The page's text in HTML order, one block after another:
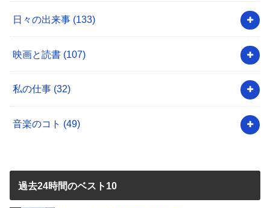
日々の出来事 (133)
映画と読書 (107)
私の仕事 (32)
音楽のコト (49)
過去24時間のベスト10